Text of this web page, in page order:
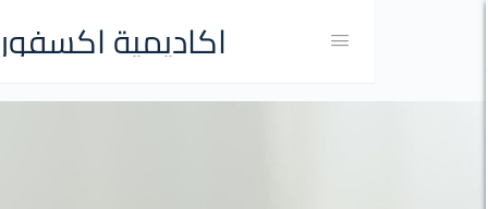
اكاديمية اكسفورد